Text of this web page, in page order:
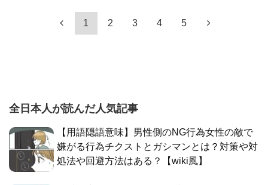
1 2 3 4 5
全日本人が読んだ人気記事
【用語隠語意味】男性側のNG行為女性の敵で
嫌がる行為チクストとガシマンとは？対策や対
処法や回避方法はある？【wiki風】